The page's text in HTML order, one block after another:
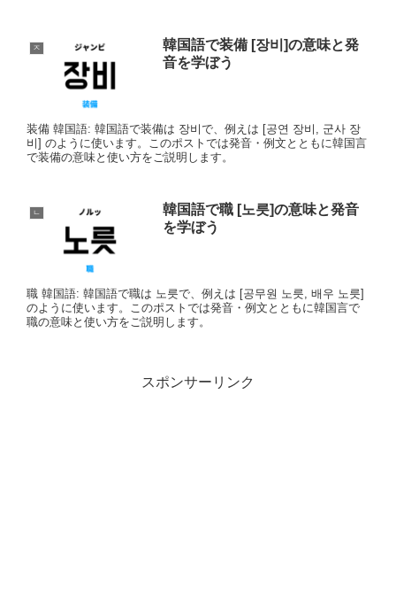
ㅈ
韓国語で装備 [장비]の意味と発
音を学ぼう
装備 韓国語: 韓国語で装備は 장비で、例えは [공연 장비, 군사 장
비] のように使います。このポストでは発音・例文とともに韓国言
で装備の意味と使い方をご説明します。
ㄴ
韓国語で職 [노릇]の意味と発音
を学ぼう
職 韓国語: 韓国語で職は 노릇で、例えは [공무원 노릇, 배우 노릇]
のように使います。このポストでは発音・例文とともに韓国言で
職の意味と使い方をご説明します。
スポンサーリンク